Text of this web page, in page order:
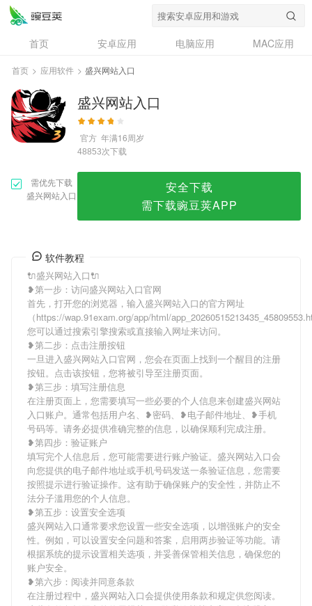
首页 安卓应用 电脑应用
MAC应用
资讯
专题
问答
首页 > 应用软件 > 盛兴网站入口
盛兴网站入口
官方 年满16周岁
48853次下载
需优先下载
盛兴网站入口
安全下载
需下载豌豆荚APP
软件教程
🔌盛兴网站入口🔌
❥第一步：访问盛兴网站入口官网
首先，打开您的浏览器，输入盛兴网站入口的官方网址
（https://wap.91exam.org/app/html/
您可以通过搜索引擎搜索或直接输入网址来访问。
❥第二步：点击注册按钮
一旦进入盛兴网站入口官网，您会在页面上找到一个醒目的注册
按钮。点击该按钮，您将被引导至注册页面。
❥第三步：填写注册信息
在注册页面上，您需要填写一些必要的个人信息来创建盛兴网站
入口账户。通常包括用户名、❥密码、❥电子邮件地址、❥手机
号码等。请务必提供准确完整的信息，以确保顺利完成注册。
❥第四步：验证账户
填写完个人信息后，您可能需要进行账户验证。盛兴网站入口会
向您提供的电子邮件地址或手机号码发送一条验证信息，您需要
按照提示进行验证操作。这有助于确保账户的安全性，并防止不
法分子滥用您的个人信息。
❥第五步：设置安全选项
盛兴网站入口通常要求您设置一些安全选项，以增强账户的安全
性。例如，可以设置安全问题和答案，启用两步验证等功能。请
根据系统的提示设置相关选项，并妥善保管相关信息，确保您的
账户安全。
❥第六步：阅读并同意条款
在注册过程中，盛兴网站入口会提供使用条款和规定供您阅读。